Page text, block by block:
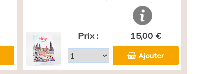
Prix : 15,00 €
Ajouter